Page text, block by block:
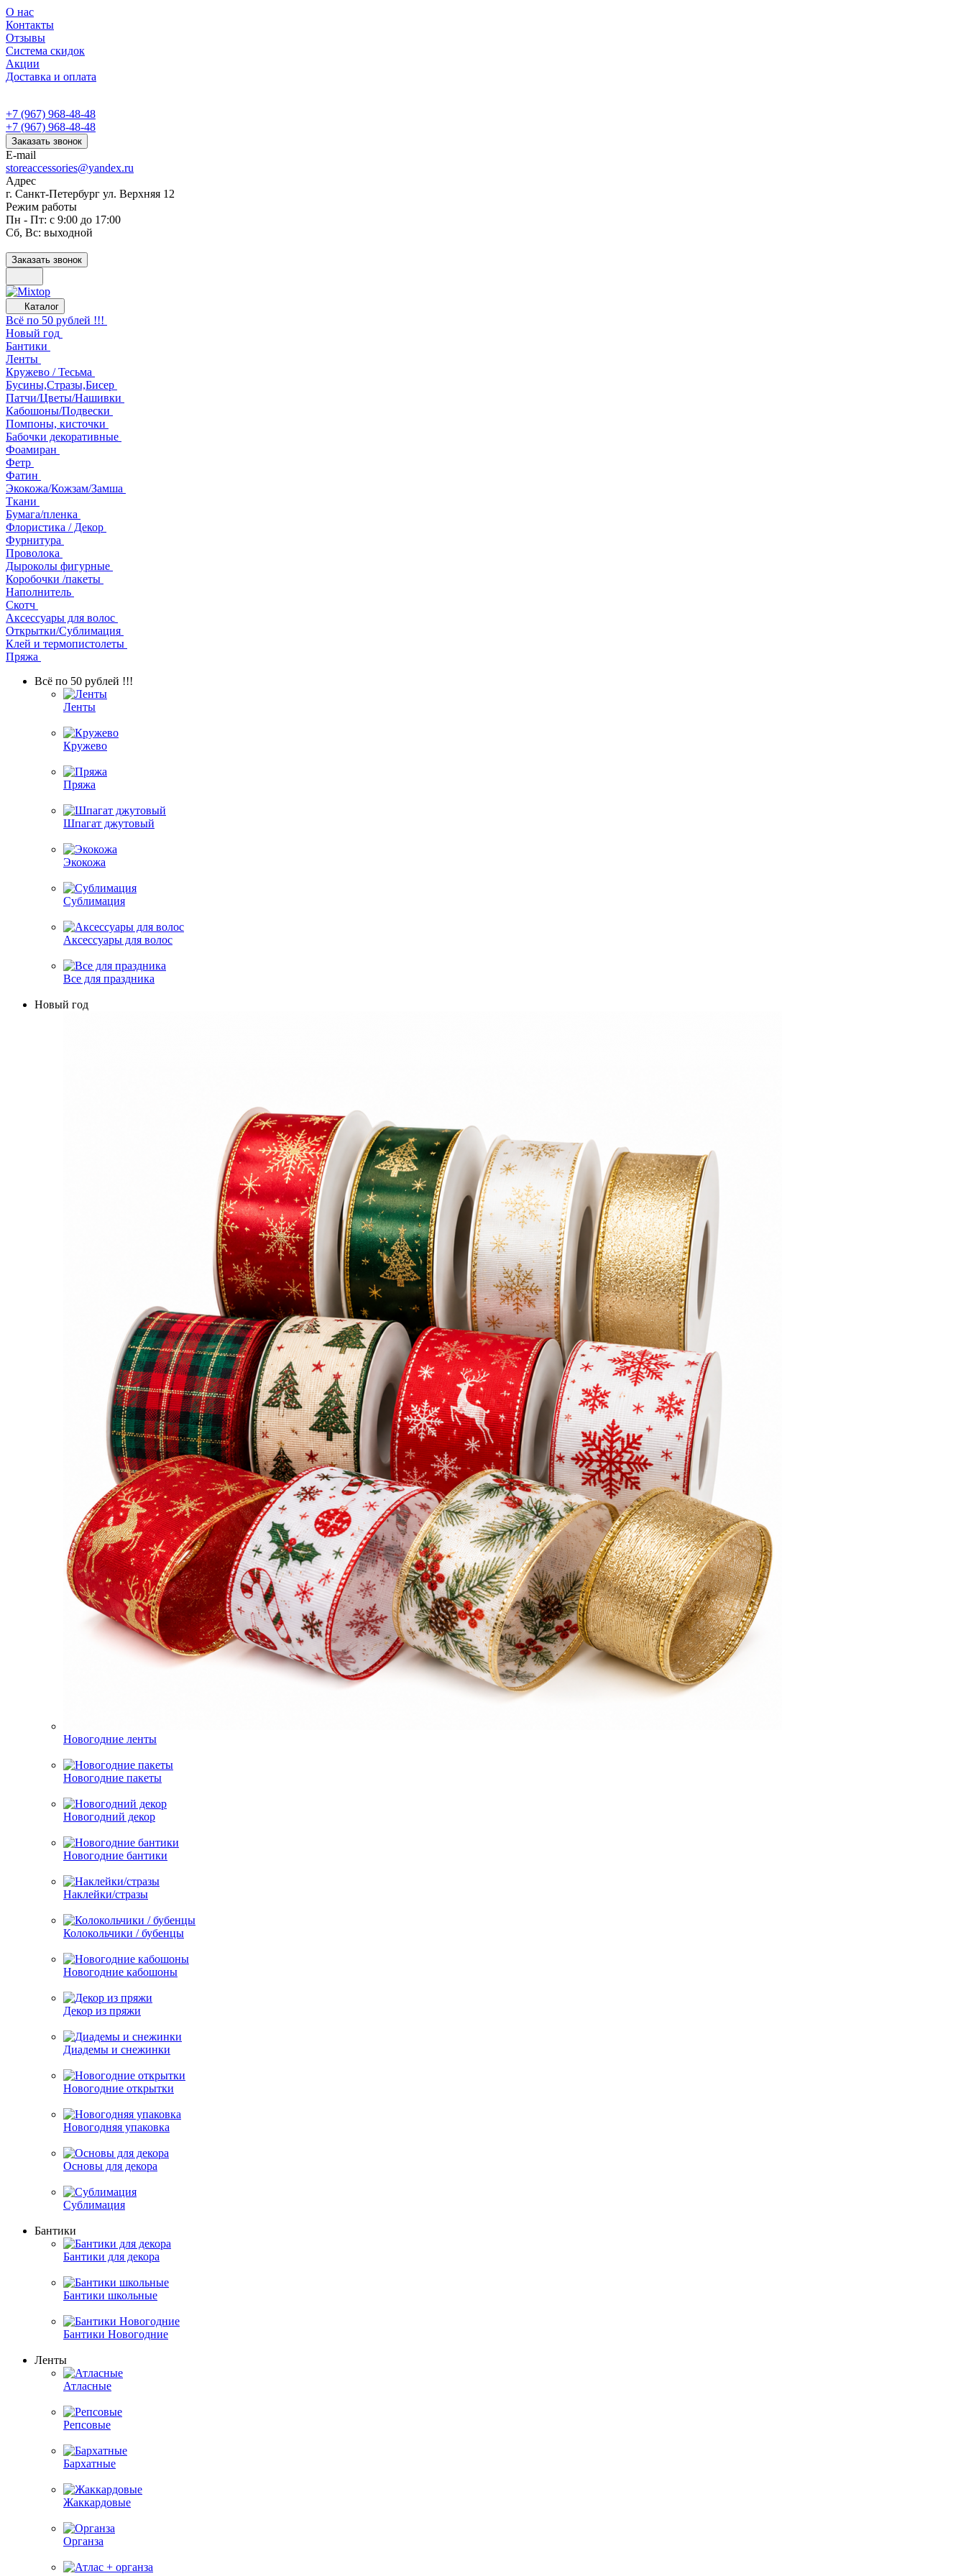
О нас
Контакты
Отзывы
Система скидок
Акции
Доставка и оплата
+7 (967) 968-48-48
+7 (967) 968-48-48
Заказать звонок
E-mail
storeaccessories@yandex.ru
Адрес
г. Санкт-Петербург ул. Верхняя 12
Режим работы
Пн - Пт: с 9:00 до 17:00
Сб, Вс: выходной
Заказать звонок
Каталог
Всё по 50 рублей !!!
Новый год
Бантики
Ленты
Кружево / Тесьма
Бусины,Стразы,Бисер
Патчи/Цветы/Нашивки
Кабошоны/Подвески
Помпоны, кисточки
Бабочки декоративные
Фоамиран
Фетр
Фатин
Экокожа/Кожзам/Замша
Ткани
Бумага/пленка
Флористика / Декор
Фурнитура
Проволока
Дыроколы фигурные
Коробочки /пакеты
Наполнитель
Скотч
Аксессуары для волос
Открытки/Сублимация
Клей и термопистолеты
Пряжа
Всё по 50 рублей !!!
Ленты
Кружево
Пряжа
Шпагат джутовый
Экокожа
Сублимация
Аксессуары для волос
Все для праздника
Новый год
Новогодние ленты
Новогодние пакеты
Новогодний декор
Новогодние бантики
Наклейки/стразы
Колокольчики / бубенцы
Новогодние кабошоны
Декор из пряжи
Диадемы и снежинки
Новогодние открытки
Новогодняя упаковка
Основы для декора
Сублимация
Бантики
Бантики для декора
Бантики школьные
Бантики Новогодние
Ленты
Атласные
Репсовые
Бархатные
Жаккардовые
Органза